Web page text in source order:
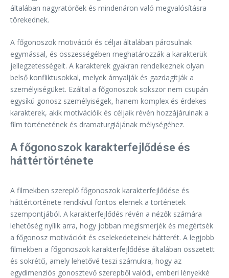
általában nagyratörőek és mindenáron való megvalósításra
törekednek.
A főgonoszok motivációi és céljai általában párosulnak
egymással, és összességében meghatározzák a karakterük
jellegzetességeit. A karakterek gyakran rendelkeznek olyan
belső konfliktusokkal, melyek árnyalják és gazdagítják a
személyiségüket. Ezáltal a főgonoszok sokszor nem csupán
egysíkú gonosz személyiségek, hanem komplex és érdekes
karakterek, akik motivációik és céljaik révén hozzájárulnak a
film történetének és dramaturgiájának mélységéhez.
A főgonoszok karakterfejlődése és
háttértörténete
A filmekben szereplő főgonoszok karakterfejlődése és
háttértörténete rendkívül fontos elemek a történetek
szempontjából. A karakterfejlődés révén a nézők számára
lehetőség nyílik arra, hogy jobban megismerjék és megértsék
a főgonosz motivációit és cselekedeteinek hátterét. A legjobb
filmekben a főgonoszok karakterfejlődése általában összetett
és sokrétű, amely lehetővé teszi számukra, hogy az
egydimenziós gonosztevő szerepből valódi, emberi lényekké